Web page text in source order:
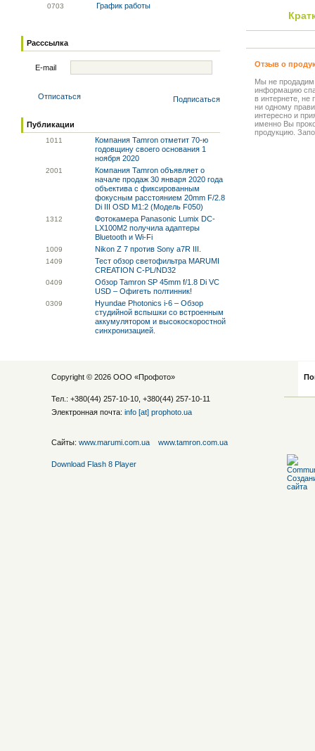
0703 График работы
Расссылка
E-mail
Отписаться Подписаться
Публикации
1011
Компания Tamron отметит 70-ю
годовщину своего основания 1
ноября 2020
2001
Компания Tamron объявляет о
начале продаж 30 января 2020 года
объектива с фиксированным
фокусным расстоянием 20mm F/2.8
Di III OSD M1:2 (Модель F050)
1312
Фотокамера Panasonic Lumix DC-
LX100M2 получила адаптеры
Bluetooth и Wi-Fi
1009 Nikon Z 7 против Sony a7R III.
1409
Тест обзор светофильтра MARUMI
CREATION C-PL/ND32
0409
Обзор Tamron SP 45mm f/1.8 Di VC
USD – Офигеть полтинник!
0309
Hyundae Photonics i-6 – Обзор
студийной вспышки со встроенным
аккумулятором и высокоскоростной
синхронизацией.
Отзыв о
Мы не
информацию
в интернете, не
ни одному
интересно и
именно Вы
продукцию.
Copyright © 2026 ООО «Профото»
Тел.: +380(44) 257-10-10, +380(44) 257-10-11
Электронная почта: info [at] prophoto.ua
Сайты: www.marumi.com.ua www.tamron.com.ua
Download Flash 8 Player